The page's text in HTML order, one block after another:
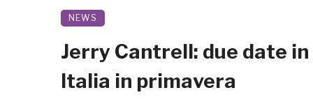
NEWS
Jerry Cantrell: due date in
Italia in primavera